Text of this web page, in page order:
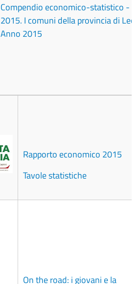
Compendio economico-statistico -
2015. I comuni della provincia di
Anno 2015
Rapporto economico 2015
Tavole statistiche
On the road: i giovani e la